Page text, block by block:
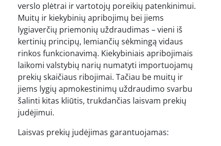
verslo plėtrai ir vartotojų poreikių patenkinimui.
Muitų ir kiekybinių apribojimų bei jiems
lygiaverčių priemonių uždraudimas – vieni iš
kertinių principų, lemiančių sėkmingą vidaus
rinkos funkcionavimą. Kiekybiniais apribojimais
laikomi valstybių narių numatyti importuojamų
prekių skaičiaus ribojimai. Tačiau be muitų ir
jiems lygių apmokestinimų uždraudimo svarbu
šalinti kitas kliūtis, trukdančias laisvam prekių
judėjimui.
Laisvas prekių judėjimas garantuojamas: